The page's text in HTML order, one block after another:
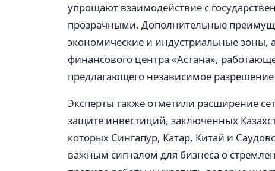
упрощают взаимодействие с
прозрачными. Дополнительные
экономические и индустриальные
финансового центра «Астана»,
предлагающего независимое
Эксперты также отметили расширение
защите инвестиций, заключенных
которых Сингапур, Катар, Китай и
важным сигналом для бизнеса о